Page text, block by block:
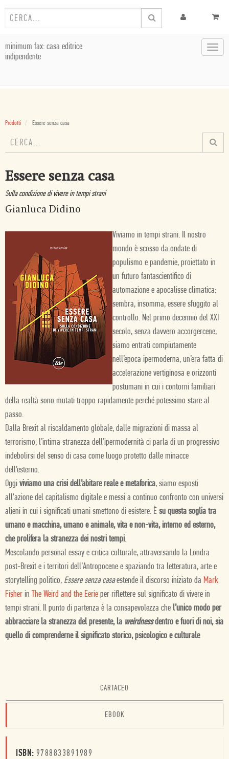
minimum fax: casa editrice
indipendente
Prodotti Essere senza casa
Essere senza casa
Sulla condizione di vivere in tempi strani
Gianluca Didino
Viviamo in tempi strani. Il nostro
mondo è scosso da ondate di
populismo e pandemie, proiettato in
un futuro fantascientifico di
automazione e apocalisse climatica:
sembra, insomma, essere sfuggito al
controllo. Nel primo decennio del XXI
secolo, senza davvero accorgercene,
siamo entrati compiutamente
nell’epoca ipermoderna, un’era fatta di
accelerazione vertiginosa e orizzonti
postumani in cui i contorni familiari
della realtà sono mutati troppo rapidamente perché potessimo stare al
passo.
Dalla Brexit al riscaldamento globale, dalle migrazioni di massa al
terrorismo, l’intima stranezza dell’ipermodernità ci parla di un progressivo
indebolirsi del senso di casa come luogo protetto dalle minacce
dell’esterno.
Oggi viviamo una crisi dell’abitare reale e metaforica, siamo esposti
all'azione del capitalismo digitale e messi a continuo confronto con universi
alieni in cui i significati umani smettono di esistere. È su questa soglia tra
umano e macchina, umano e animale, vita e non-vita, interno ed esterno,
che prolifera la stranezza dei nostri tempi.
Mescolando personal essay e critica culturale, attraversando la Londra
post-Brexit e i territori dell’Antropocene e spaziando tra letteratura, arte e
storytelling politico, Essere senza casaestende il discorso iniziato da Mark
Fisher in The Weird and the Eerie per riflettere sul significato di vivere in
tempi strani. Il punto di partenza è la consapevolezza che l’unico modo per
abbracciare la stranezza del presente, la weirdnessdentro e fuori di noi, sia
quello di comprenderne il significato storico, psicologico e culturale.
CARTACEO
EBOOK
ISBN: 9788833891989